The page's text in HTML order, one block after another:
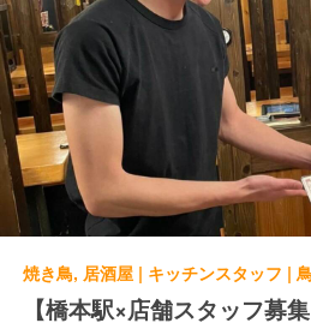
焼き鳥, 居酒屋 | キッチンスタッフ |
【橋本駅×店舗スタッフ募